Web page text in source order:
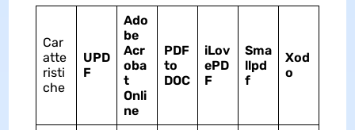
Car
atte
risti
che
UPD
F
Ado
be
Acr
oba
t
Onli
ne
PDF
to
DOC
iLov
ePD
F
Sma
llpd
f
Xod
o